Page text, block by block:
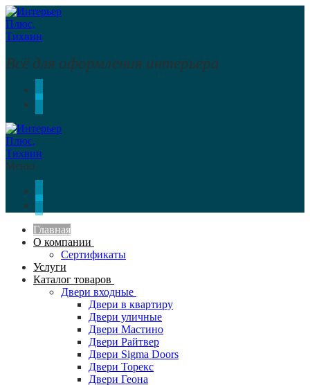
Перейти
к
содержимому
Меню
Закрыть
Всё для оформления интерьера
Меню
Главная
О компании
Сертификаты
Услуги
Каталог товаров
Двери входные
Двери в квартиру
Двери уличные
Двери Мастино
Двери Райтвер
Двери Sigma Doors
Двери Торекс
Двери Геона